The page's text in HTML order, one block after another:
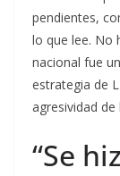
pendientes,
lo que lee. No
nacional fue
estrategia de
agresividad de
“Se